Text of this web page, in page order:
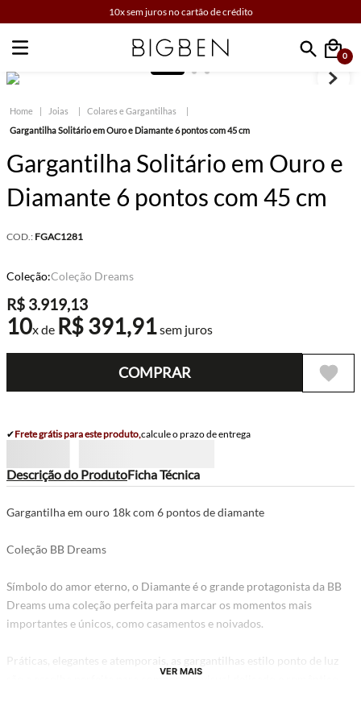
10x sem juros no cartão de crédito
Faça sua busca
0
Joias
Colares e Gargantilhas
Gargantilha Solitário em Ouro e Diamante 6 pontos com 45 cm
Gargantilha Solitário em Ouro e
Diamante 6 pontos com 45 cm
COD.: FGAC1281
Coleção:Coleção Dreams
R$ 3.919,13
10x de R$391,91sem juros
COMPRAR
✔Frete grátis para este produto,calcule o prazo de entrega
Descrição do ProdutoFicha Técnica
Gargantilha em ouro 18k com 6 pontos de diamante
Coleção BB Dreams
Símbolo do amor eterno, o Diamante é o grande protagonista da BB
Dreams uma coleção perfeita para marcar os momentos mais
importantes e únicos, como casamentos e noivados.
Práticas, elegantes e atemporais, as gargantilhas estilo ponto de luz
são a escolha perfeita para compor um visual delicado e romântico.
VER MAIS